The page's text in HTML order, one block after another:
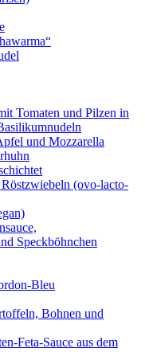
Tomaten und Pilzen in
und Mozzarella
(ovo-lacto-
Speckböhnchen
Bleu
Bohnen und
Feta-Sauce aus dem